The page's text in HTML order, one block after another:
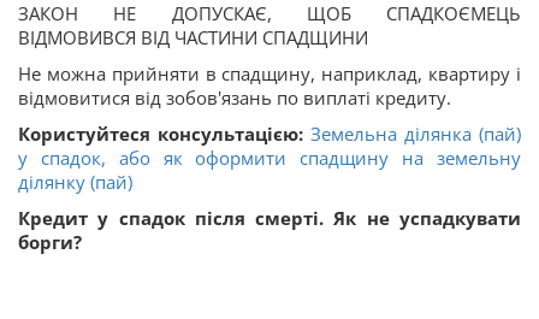
ЗАКОН НЕ ДОПУСКАЄ, ЩОБ СПАДКОЄМЕЦЬ
ВІДМОВИВСЯ ВІД ЧАСТИНИ СПАДЩИНИ
Не можна прийняти в спадщину, наприклад, квартиру і
відмовитися від зобов'язань по виплаті кредиту.
Користуйтеся консультацією: Земельна ділянка (пай)
у спадок, або як оформити спадщину на земельну
ділянку (пай)
Кредит у спадок після смерті. Як не успадкувати
борги?